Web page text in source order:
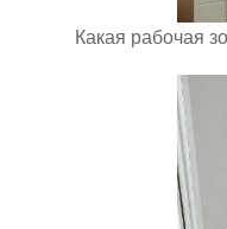
Какая рабочая